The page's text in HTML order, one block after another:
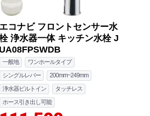
エコナビ フロントセンサー水
浄水器一体 キッチン水栓 J
UA08FPSWDB
一般地
ワンホールタイプ
シングルレバー
200mm~249mm
浄水器ビルトイン
タッチレス
ホース引き出し可能